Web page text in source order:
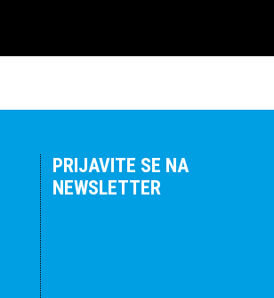
PRIJAVITE SE NA
NEWSLETTER